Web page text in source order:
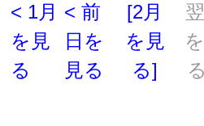
< 1月
を見
る
< 前
日を
見る
[2月
を見
る]